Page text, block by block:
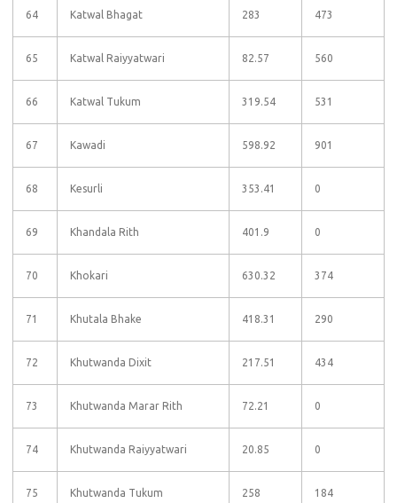
64 Katwal Bhagat 283 473
65 Katwal Raiyyatwari 82.57 560
66 Katwal Tukum 319.54 531
67 Kawadi 598.92 901
68 Kesurli 353.41 0
69 Khandala Rith 401.9 0
70 Khokari 630.32 374
71 Khutala Bhake 418.31 290
72 Khutwanda Dixit 217.51 434
73 Khutwanda Marar Rith 72.21 0
74 Khutwanda Raiyyatwari 20.85 0
75 Khutwanda Tukum 258 184